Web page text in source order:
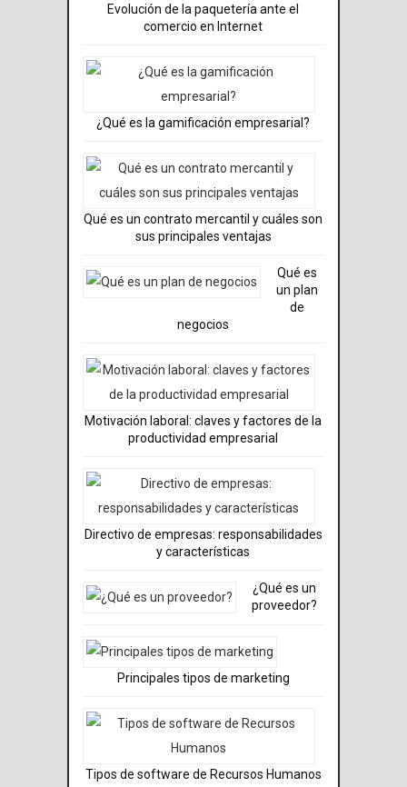
Evolución de la paquetería ante el
comercio en Internet
¿Qué es la gamificación empresarial?
Qué es un contrato mercantil y cuáles son
sus principales ventajas
Qué es
un plan
de
negocios
Motivación laboral: claves y factores de la
productividad empresarial
Directivo de empresas: responsabilidades
y características
¿Qué es un
proveedor?
Principales tipos de marketing
Tipos de software de Recursos Humanos